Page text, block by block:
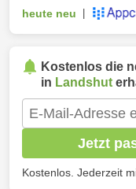
heute neu
Kostenlos die
in Landshut
Jetzt
Kostenlos. Jederzeit